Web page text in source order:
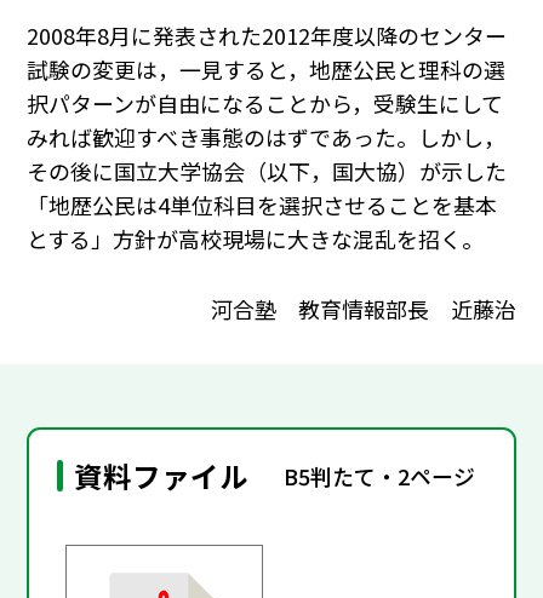
2008年8月に発表された2012年度以降のセンター
試験の変更は，一見すると，地歴公民と理科の選
択パターンが自由になることから，受験生にして
みれば歓迎すべき事態のはずであった。しかし，
その後に国立大学協会（以下，国大協）が示した
「地歴公民は4単位科目を選択させることを基本
とする」方針が高校現場に大きな混乱を招く。
河合塾 教育情報部長 近藤治
資料ファイル B5判たて・2ページ